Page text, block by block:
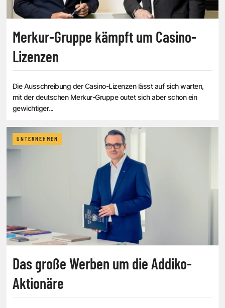
Merkur-Gruppe kämpft um Casino-
Lizenzen
Die Ausschreibung der Casino-Lizenzen lässt auf sich warten,
mit der deutschen Merkur-Gruppe outet sich aber schon ein
gewichtiger...
UNTERNEHMEN
Das große Werben um die Addiko-
Aktionäre